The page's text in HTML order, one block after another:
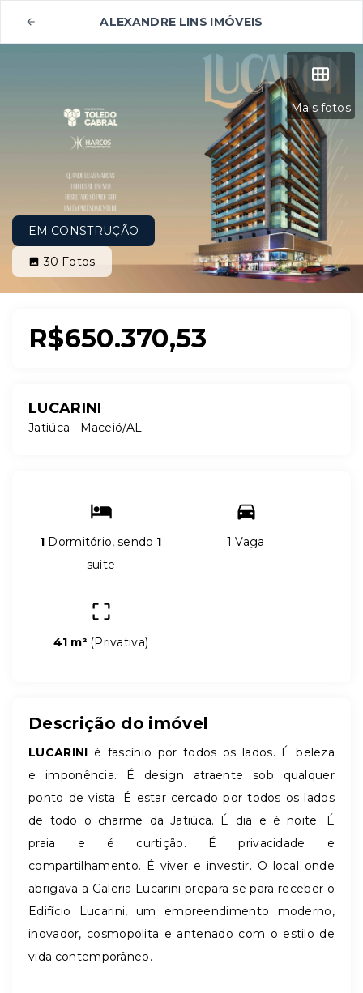
ALEXANDRE LINS IMÓVEIS
Mais fotos
EM CONSTRUÇÃO
30 Fotos
R$650.370,53
LUCARINI
Jatiúca - Maceió/AL
1 Dormitório, sendo 1
suíte
1 Vaga
41 m² (Privativa)
Descrição do imóvel
LUCARINI é fascínio por todos os lados. É beleza
e imponência. É design atraente sob qualquer
ponto de vista. É estar cercado por todos os lados
de todo o charme da Jatiúca. É dia e é noite. É
praia e é curtição. É privacidade e
compartilhamento. É viver e investir. O local onde
abrigava a Galeria Lucarini prepara-se para receber o
Edifício Lucarini, um empreendimento moderno,
inovador, cosmopolita e antenado com o estilo de
vida contemporâneo.